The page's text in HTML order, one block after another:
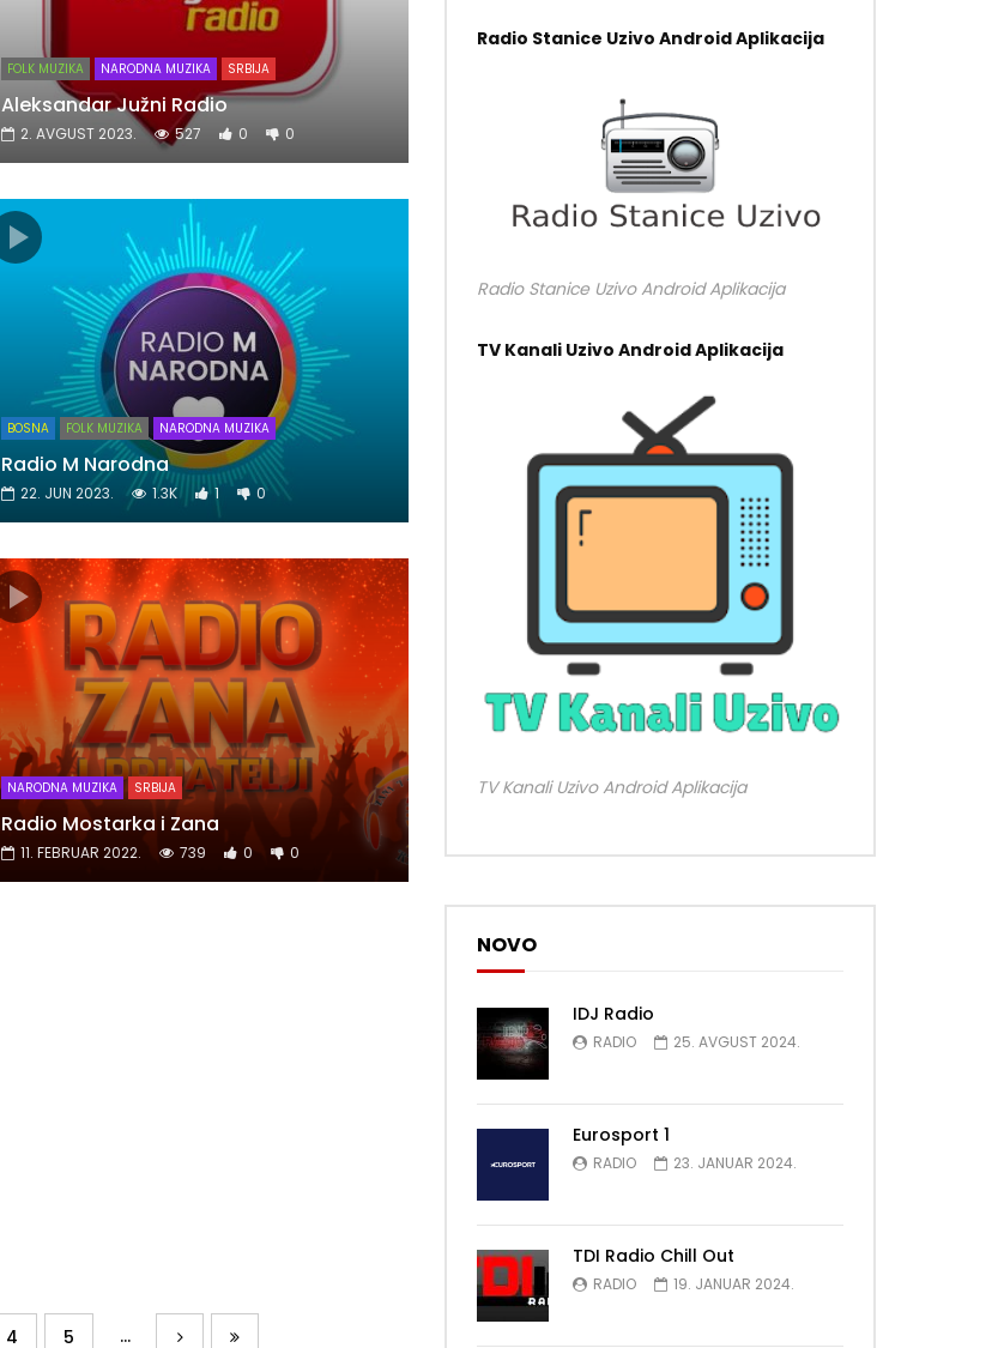
FOLK MUZIKA NARODNA MUZIKA SRBIJA
Aleksandar Južni Radio
2. AVGUST 2023. 527 0 0
BOSNA FOLK MUZIKA NARODNA MUZIKA
Radio M Narodna
22. JUN 2023. 1.3K 1 0
NARODNA MUZIKA SRBIJA
Radio Mostarka i Zana
11. FEBRUAR 2022. 739 0 0
4 5 ...
Radio Stanice Uzivo Android Aplikacija
Radio Stanice Uzivo Android Aplikacija
TV Kanali Uzivo Android Aplikacija
TV Kanali Uzivo Android Aplikacija
NOVO
IDJ Radio
RADIO 25. AVGUST 2024.
Eurosport 1
RADIO 23. JANUAR 2024.
TDI Radio Chill Out
RADIO 19. JANUAR 2024.